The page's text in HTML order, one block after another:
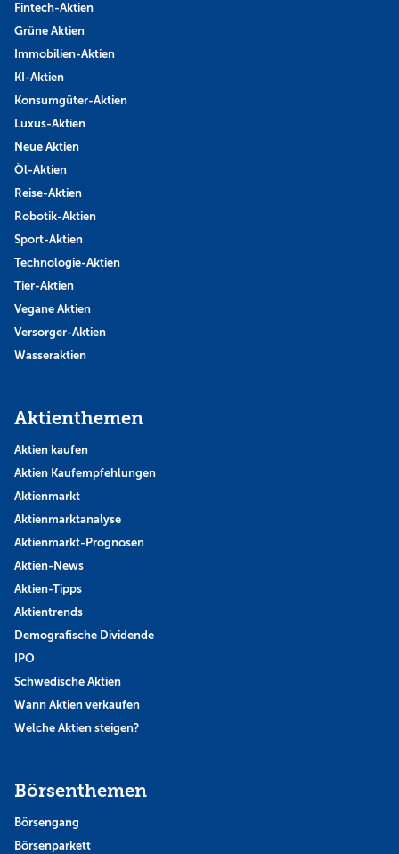
Fintech-Aktien
Grüne Aktien
Immobilien-Aktien
KI-Aktien
Konsumgüter-Aktien
Luxus-Aktien
Neue Aktien
Öl-Aktien
Reise-Aktien
Robotik-Aktien
Sport-Aktien
Technologie-Aktien
Tier-Aktien
Vegane Aktien
Versorger-Aktien
Wasseraktien
Aktienthemen
Aktien kaufen
Aktien Kaufempfehlungen
Aktienmarkt
Aktienmarktanalyse
Aktienmarkt-Prognosen
Aktien-News
Aktien-Tipps
Aktientrends
Demografische Dividende
IPO
Schwedische Aktien
Wann Aktien verkaufen
Welche Aktien steigen?
Börsenthemen
Börsengang
Börsenparkett